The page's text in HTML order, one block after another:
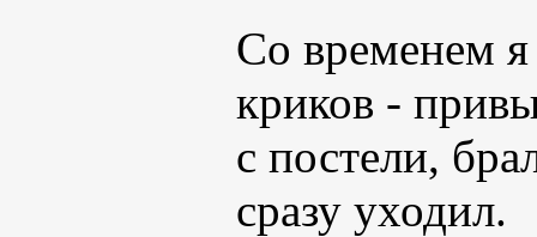
Со временем я
криков -
с постели,
сразу уходил.